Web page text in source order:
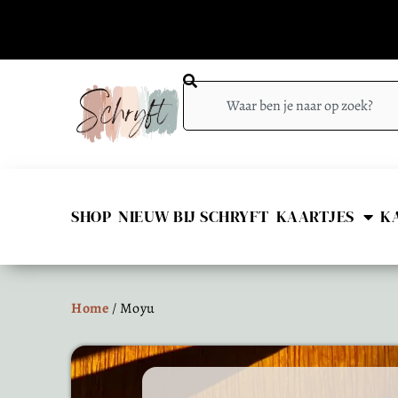
SHOP NIEUW BIJ SCHRYFT KAARTJES
Home/ Moyu